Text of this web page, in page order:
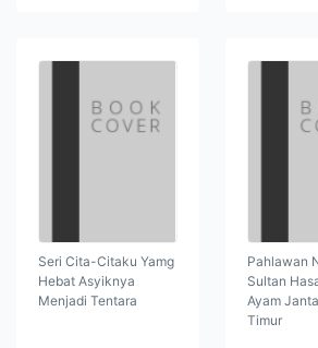
Seri Cita-Citaku Yamg
Hebat Asyiknya
Menjadi Tentara
Pahlawan
Sultan
Ayam
Timur